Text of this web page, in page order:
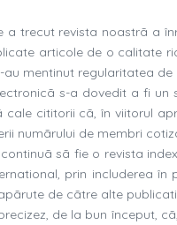
a trecut revista noastrã a
articole de o calitate
au mentinut regularitatea
s-a dovedit a fi un
cale cititorii cã, în viitorul
numãrului de membri
sã fie o revista
prin includerea
de cãtre alte
de la bun început,